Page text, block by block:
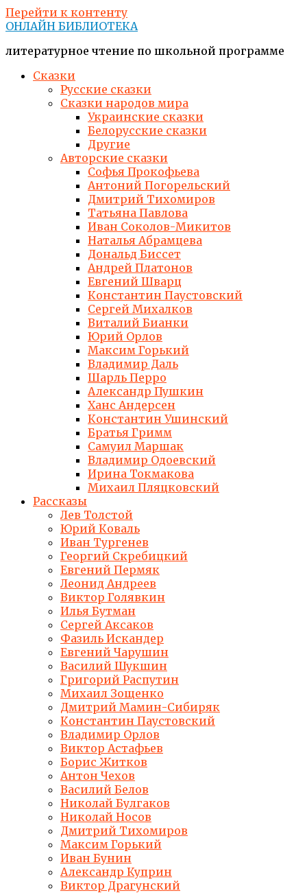
Перейти к контенту
ОНЛАЙН БИБЛИОТЕКА
литературное чтение по школьной программе
Сказки
Русские сказки
Сказки народов мира
Украинские сказки
Белорусские сказки
Другие
Авторские сказки
Софья Прокофьева
Антоний Погорельский
Дмитрий Тихомиров
Татьяна Павлова
Иван Соколов-Микитов
Наталья Абрамцева
Дональд Биссет
Андрей Платонов
Евгений Шварц
Константин Паустовский
Сергей Михалков
Виталий Бианки
Юрий Орлов
Максим Горький
Владимир Даль
Шарль Перро
Александр Пушкин
Ханс Андерсен
Константин Ушинский
Братья Гримм
Самуил Маршак
Владимир Одоевский
Ирина Токмакова
Михаил Пляцковский
Рассказы
Лев Толстой
Юрий Коваль
Иван Тургенев
Георгий Скребицкий
Евгений Пермяк
Леонид Андреев
Виктор Голявкин
Илья Бутман
Сергей Аксаков
Фазиль Искандер
Евгений Чарушин
Василий Шукшин
Григорий Распутин
Михаил Зощенко
Дмитрий Мамин-Сибиряк
Константин Паустовский
Владимир Орлов
Виктор Астафьев
Борис Житков
Антон Чехов
Василий Белов
Николай Булгаков
Николай Носов
Дмитрий Тихомиров
Максим Горький
Иван Бунин
Александр Куприн
Виктор Драгунский